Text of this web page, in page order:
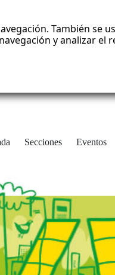
También se
y analizar
Secciones Eventos